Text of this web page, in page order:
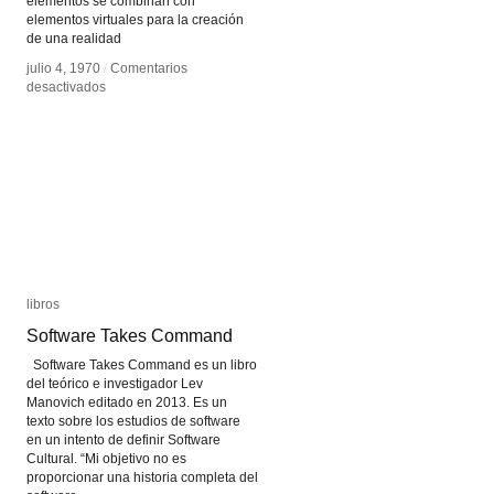
elementos virtuales para la creación
de una realidad
julio 4, 1970 / Comentarios
desactivadosen
julio 4, 1970 / Comentarios
desactivadosen
libros
Software Takes Command
Software Takes Command es un libro
del teórico e investigador Lev
Manovich editado en 2013. Es un
texto sobre los estudios de software
en un intento de definir Software
Cultural. “Mi objetivo no es
proporcionar una historia completa del
libros
Software Takes Command